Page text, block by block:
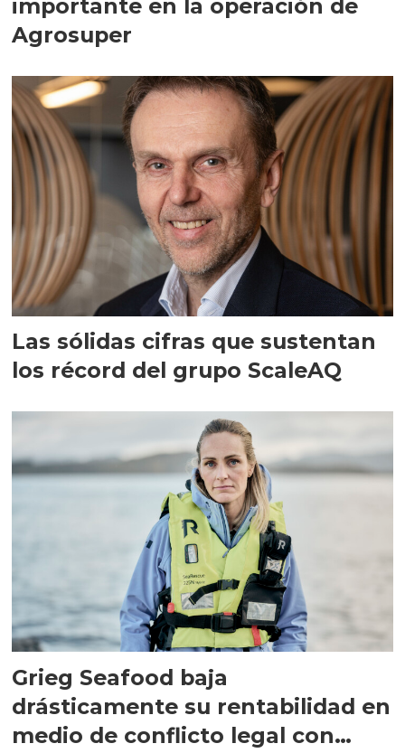
importante en la operación de
Agrosuper
Las sólidas cifras que sustentan
los récord del grupo ScaleAQ
Grieg Seafood baja
drásticamente su rentabilidad en
medio de conflicto legal con